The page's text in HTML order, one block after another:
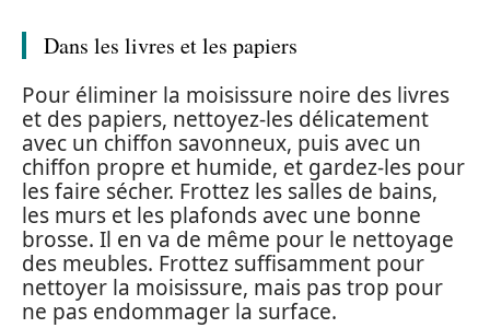
Dans les livres et les papiers
Pour éliminer la moisissure noire des livres
et des papiers, nettoyez-les délicatement
avec un chiffon savonneux, puis avec un
chiffon propre et humide, et gardez-les pour
les faire sécher. Frottez les salles de bains,
les murs et les plafonds avec une bonne
brosse. Il en va de même pour le nettoyage
des meubles. Frottez suffisamment pour
nettoyer la moisissure, mais pas trop pour
ne pas endommager la surface.